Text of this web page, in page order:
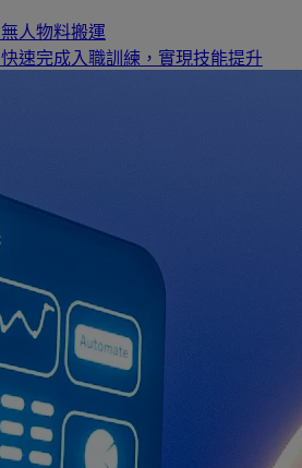
無人物料搬運
快速完成入職訓練，實現技能提升